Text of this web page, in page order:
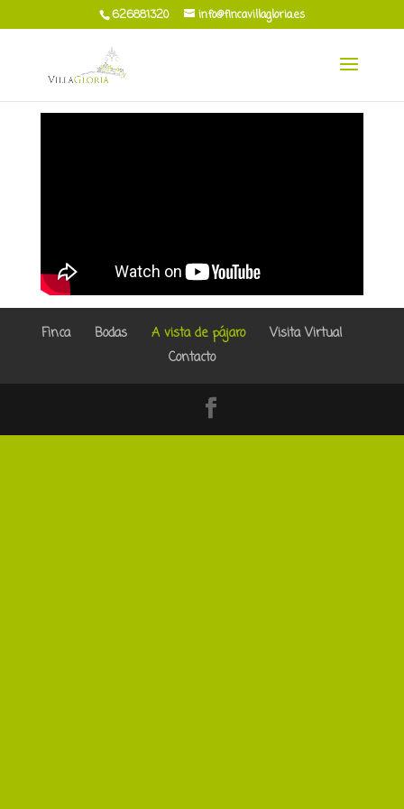
626881320 info@fincavillagloria.es
Finca Bodas A vista de pájaro
Visita Virtual
Contacto